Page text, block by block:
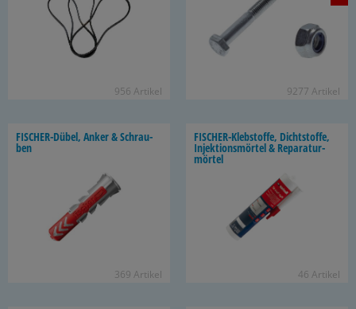
956 Ar­ti­kel 9277 Ar­ti­kel
FISCHER-​Dübel, Anker & Schrau­
ben
369 Ar­ti­kel
FISCHER-​Klebstoffe, Dicht­stof­fe,
In­jek­ti­ons­mör­tel & Re­pa­ra­tur­
mör­tel
46 Ar­ti­kel